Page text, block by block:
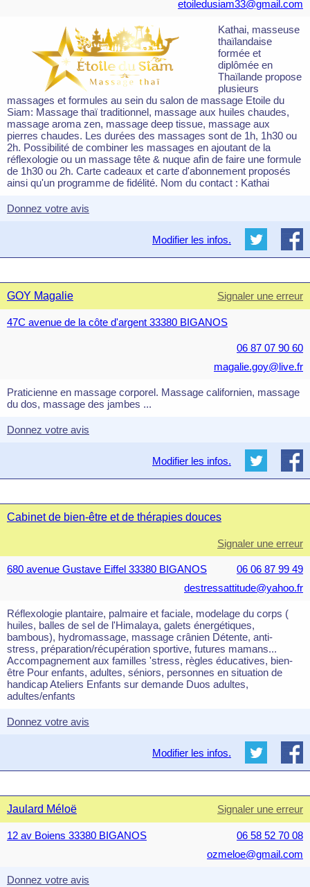
etoiledusiam33@gmail.com
Kathai, masseuse
thaïlandaise
formée et
diplômée en
Thaïlande propose
plusieurs
massages et formules au sein du salon de massage Etoile du
Siam: Massage thaï traditionnel, massage aux huiles chaudes,
massage aroma zen, massage deep tissue, massage aux
pierres chaudes. Les durées des massages sont de 1h, 1h30 ou
2h. Possibilité de combiner les massages en ajoutant de la
réflexologie ou un massage tête & nuque afin de faire une formule
de 1h30 ou 2h. Carte cadeaux et carte d'abonnement proposés
ainsi qu'un programme de fidélité. Nom du contact : Kathai
Donnez votre avis
Modifier les infos.
GOY Magalie Signaler une erreur
47C avenue de la côte d'argent 33380 BIGANOS
06 87 07 90 60
magalie.goy@live.fr
Praticienne en massage corporel. Massage californien, massage
du dos, massage des jambes ...
Donnez votre avis
Modifier les infos.
Cabinet de bien-être et de thérapies douces
Signaler une erreur
680 avenue Gustave Eiffel 33380 BIGANOS
06 06 87 99 49
destressattitude@yahoo.fr
Réflexologie plantaire, palmaire et faciale, modelage du corps (
huiles, balles de sel de l'Himalaya, galets énergétiques,
bambous), hydromassage, massage crânien Détente, anti-
stress, préparation/récupération sportive, futures mamans...
Accompagnement aux familles 'stress, règles éducatives, bien-
être Pour enfants, adultes, séniors, personnes en situation de
handicap Ateliers Enfants sur demande Duos adultes,
adultes/enfants
Donnez votre avis
Modifier les infos.
Jaulard Méloë Signaler une erreur
12 av Boiens 33380 BIGANOS
06 58 52 70 08
ozmeloe@gmail.com
Donnez votre avis